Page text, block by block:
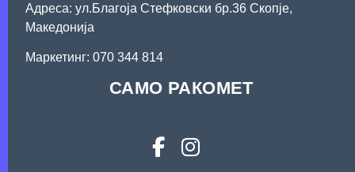
Адреса: ул.Благоја Стефковски бр.36 Скопје,
Македонија
Mаркетинг: 070 344 814
САМО РАКОМЕТ